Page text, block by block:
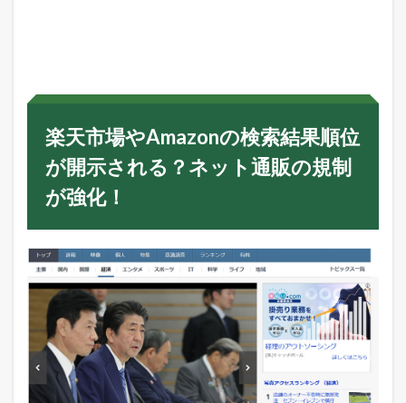
z
o
n
の
検
結
果
順
位
が
開
示
さ
る
楽天市場やAmazonの検索結果順位
が開示される？ネット通販の規制
が強化！